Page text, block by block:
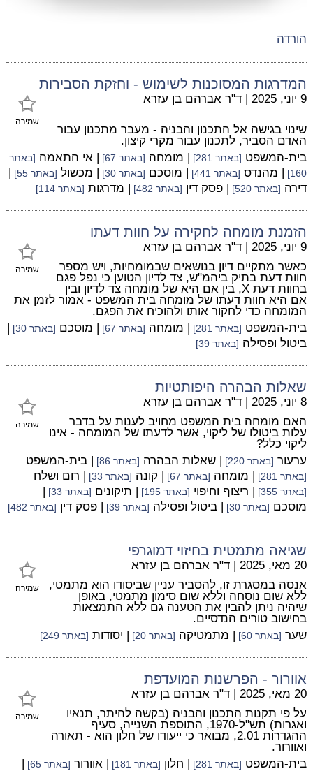
הורדה
המדרגות המסוכנות לשימוש - וחזקת הסבירות
שמירה
9 יוני, 2025 | ד"ר אברהם בן עזרא
שינוי בגישה אל התכנון והבניה - מעבר מתכנון עבור
האדם הסביר, לתכנון עבור מקרי קיצון.
בית-המשפט [באתר 281] | מומחה [באתר 67] | אי התאמה [באתר
160]
| מהנדס [באתר 441] | מוסכם [באתר 30] | מכשול [באתר 55]
|
דירה [באתר 520] | פסק דין [באתר 482] | מדרגות [באתר 114]
הזמנת מומחה לחקירה על חוות דעתו
שמירה
9 יוני, 2025 | ד"ר אברהם בן עזרא
כאשר מתקיים דיון בנושאים שבמומחיות, ויש מספר
חוות דעת בתיק ביהמ"ש, צד לדיון הטוען כי נפל פגם
בחוות דעת X, בין אם היא של מומחה צד לדיון ובין
אם היא חוות דעתו של מומחה בית המשפט - אמור לזמן את
המומחה כדי לחקור אותו ולהוכיח את הפגם.
בית-המשפט [באתר 281] | מומחה [באתר 67] | מוסכם [באתר 30]
|
ביטול ופסילה [באתר 39]
שאלות הבהרה היפותטיות
שמירה
8 יוני, 2025 | ד"ר אברהם בן עזרא
האם מומחה בית המשפט מחויב לענות על בדבר
עלות ביטולו של ליקוי, אשר לדעתו של המומחה - אינו
ליקוי כלל?
ערעור [באתר 220] | שאלות הבהרה [באתר 86] | בית-המשפט
[באתר 281] | מומחה [באתר 67] | קונה [באתר 33] | רום ושלח
[באתר 355] | ריצוף וחיפוי [באתר 195] | תיקונים [באתר 33]
|
מוסכם [באתר 30] | ביטול ופסילה [באתר 39] | פסק דין [באתר 482]
שגיאה מתמטית בחיזוי דמוגרפי
שמירה
20 מאי, 2025 | ד"ר אברהם בן עזרא
אנסה במסגרת זו, להסביר עניין שביסודו הוא מתמטי,
ללא שום נוסחה וללא שום סימון מתמטי, באופן
שיהיה ניתן להבין את הטענה גם ללא התמצאות
בחישוב טורים הנדסיים.
שער [באתר 60] | מתמטיקה [באתר 20] | יסודות [באתר 249]
אוורור - הפרשנות המועדפת
שמירה
20 מאי, 2025 | ד"ר אברהם בן עזרא
על פי תקנות התכנון והבניה (בקשה להיתר, תנאיו
ואגרות) תש"ל-1970, התוספת השנייה, סעיף
ההגדרות 2.01, מבואר כי ייעודו של חלון הוא - תאורה
ואוורור.
בית-המשפט [באתר 281] | חלון [באתר 181] | אוורור [באתר 65]
|